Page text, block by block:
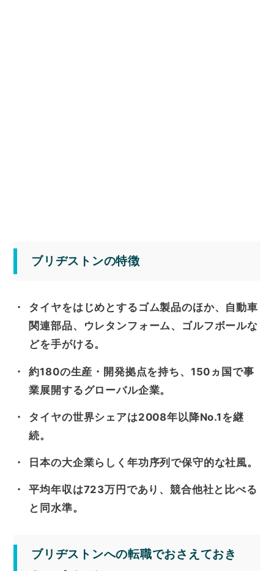
ブリヂストンの特徴
タイヤをはじめとするゴム製品のほか、自動車
関連部品、ウレタンフォーム、ゴルフボールな
どを手がける。
約180の生産・開発拠点を持ち、150ヵ国で事
業展開するグローバル企業。
タイヤの世界シェアは2008年以降No.1を継
続。
日本の大企業らしく年功序列で保守的な社風。
平均年収は723万円であり、競合他社と比べる
と同水準。
ブリヂストンへの転職でおさえておき